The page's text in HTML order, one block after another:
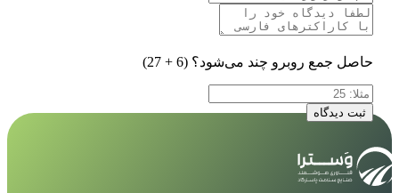
حاصل جمع روبرو چند می‌شود؟ (6 + 27)
ثبت دیدگاه